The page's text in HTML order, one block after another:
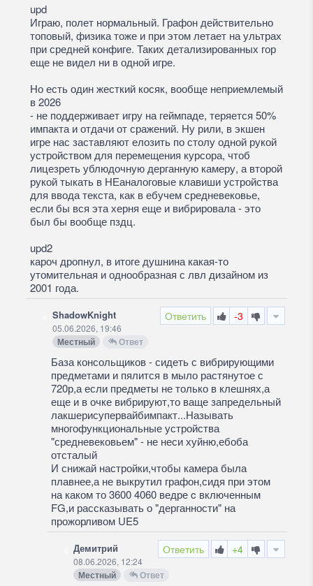
upd
Играю, полет нормальный. Графон действительно
топовый, физика тоже и при этом летает на ультрах
при средней конфиге. Таких детализированных гор
еще не видел ни в одной игре.
Но есть один жесткий косяк, вообще неприемлемый
в 2026
- не поддерживает игру на геймпаде, теряется 50%
импакта и отдачи от сражений. Ну рили, в экшен
игре нас заставляют елозить по столу одной рукой
устройством для перемещения курсора, чтоб
лицезреть ублюдочную дерганную камеру, а второй
рукой тыкать в НЕаналоговые клавиши устройства
для ввода текста, как в ебучем средневековье,
если бы вся эта херня еще и вибрировала - это
был бы вообще пздц.
upd2
кароч дропнул, в итоге душнина какая-то
утомительная и однообразная с лвл дизайном из
2001 года.
Ответить -3
ShadowKnight
05.06.2026, 19:46
Местный Ответ
База консольщиков - сидеть с вибрирующими
предметами и пялится в мыло растянутое с
720р,а если предметы не только в клешнях,а
еще и в очке вибрируют,то ваще запредельный
лакшерисупервайбимпакт...Называть
многофункциональные устройства
"средневековьем" - не неси хуйню,ебоба
отсталый
И снижай настройки,чтобы камера была
плавнее,а не выкрутил графон,сидя при этом
на каком то 3600 4060 ведре c включенным
FG,и рассказывать о "дерганности" на
прожорливом UE5
Ответить +4
Демитрий
08.06.2026, 12:24
Местный Ответ